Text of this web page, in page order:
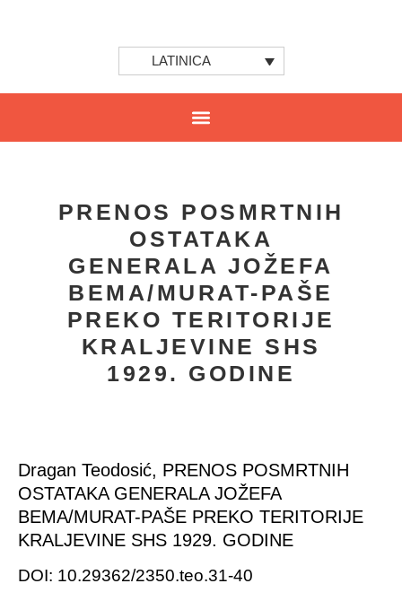
LATINICA
PRENOS POSMRTNIH
OSTATAKA
GENERALA JOŽEFA
BEMA/MURAT-PAŠE
PREKO TERITORIJE
KRALJEVINE SHS
1929. GODINE
Dragan Teodosić, PRENOS POSMRTNIH
OSTATAKA GENERALA JOŽEFA
BEMA/MURAT-PAŠE PREKO TERITORIJE
KRALJEVINE SHS 1929. GODINE
DOI: 10.29362/2350.teo.31-40